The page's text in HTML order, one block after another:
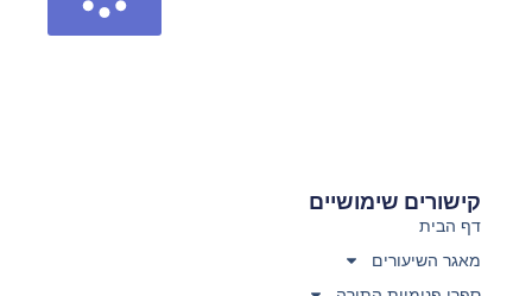
קישורים שימושיים
דף הבית
מאגר השיעורים